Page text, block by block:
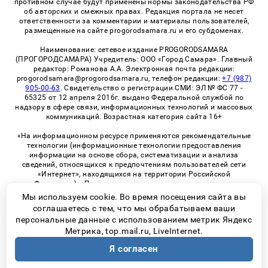
противном случае будут применены нормы законодательства РФ
об авторских и смежных правах. Редакция портала не несет
ответственности за комментарии и материалы пользователей,
размещенные на сайте progorodsamara.ru и его субдоменах.
Наименование: сетевое издание PROGORODSAMARA
(ПРОГОРОДСАМАРА) Учредитель: ООО «Город Самара». Главный
редактор: Романова А.А. Электронная почта редакции:
progorodsamara@progorodsamara.ru, телефон редакции:+7 (987)
905-00-63 . Свидетельство о регистрации СМИ: ЭЛ № ФС 77 -
65325 от 12 апреля 2016г. выдано Федеральной службой по
надзору в сфере связи, информационных технологий и массовых
коммуникаций. Возрастная категория сайта 16+
«На информационном ресурсе применяются рекомендательные
технологии (информационные технологии предоставления
информации на основе сбора, систематизации и анализа
сведений, относящихся к предпочтениям пользователей сети
«Интернет», находящихся на территории Российской
Федерации)». Правила применения рекомендательных
технологий в виджетах рекламно-обменной сети
«СМИ2» (PDF)
© 2026 «ProGorodSamara» | Все права защищены
Возрастная категория сайта 16+
Политика конфиденциальности
Мы используем cookie. Во время посещения сайта вы
соглашаетесь с тем, что мы обрабатываем ваши
персональные данные с использованием метрик Яндекс
Метрика, top.mail.ru, LiveInternet.
Я согласен